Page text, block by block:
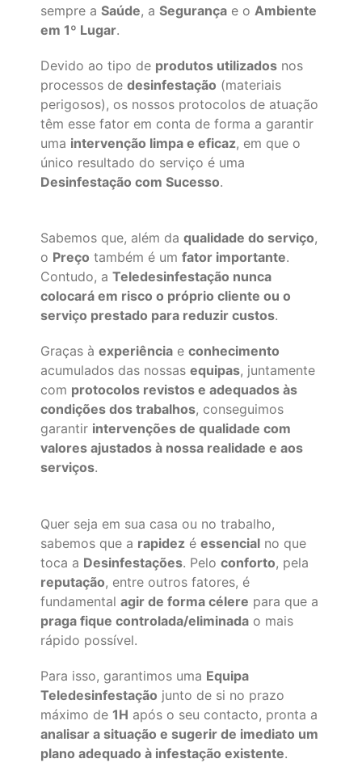
sempre a Saúde, a Segurança e o Ambiente
em 1º Lugar.
Devido ao tipo de produtos utilizados nos
processos de desinfestação (materiais
perigosos), os nossos protocolos de atuação
têm esse fator em conta de forma a garantir
uma intervenção limpa e eficaz, em que o
único resultado do serviço é uma
Desinfestação com Sucesso.
Sabemos que, além da qualidade do serviço,
o Preço também é um fator importante.
Contudo, a Teledesinfestação nunca
colocará em risco o próprio cliente ou o
serviço prestado para reduzir custos.
Graças à experiência e conhecimento
acumulados das nossas equipas, juntamente
com protocolos revistos e adequados às
condições dos trabalhos, conseguimos
garantir intervenções de qualidade com
valores ajustados à nossa realidade e aos
serviços.
Quer seja em sua casa ou no trabalho,
sabemos que a rapidez é essencial no que
toca a Desinfestações. Pelo conforto, pela
reputação, entre outros fatores, é
fundamental agir de forma célere para que a
praga fique controlada/eliminada o mais
rápido possível.
Para isso, garantimos uma Equipa
Teledesinfestação junto de si no prazo
máximo de 1H após o seu contacto, pronta a
analisar a situação e sugerir de imediato um
plano adequado à infestação existente.